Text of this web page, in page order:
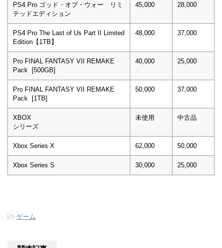
PS4 Pro ゴッド・オブ・ウォー リミ
テッドエディション
45,000 28,000
PS4 Pro The Last of Us Part II Limited
Edition【1TB】
48,000 37,000
Pro FINAL FANTASY VII REMAKE
Pack [500GB]
40,000 25,000
Pro FINAL FANTASY VII REMAKE
Pack [1TB]
50,000 37,000
XBOX
シリーズ
未使用 中古品
Xbox Series X 62,000 50,000
Xbox Series S 30,000 25,000
-ゲーム